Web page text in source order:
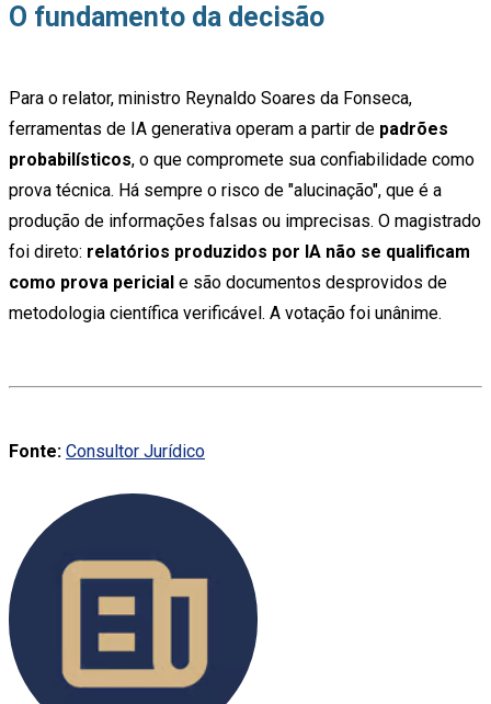
O fundamento da decisão
Para o relator, ministro Reynaldo Soares da Fonseca,
ferramentas de IA generativa operam a partir de padrões
probabilísticos, o que compromete sua confiabilidade como
prova técnica. Há sempre o risco de "alucinação", que é a
produção de informações falsas ou imprecisas. O magistrado
foi direto: relatórios produzidos por IA não se qualificam
como prova pericial e são documentos desprovidos de
metodologia científica verificável. A votação foi unânime.
Fonte: Consultor Jurídico